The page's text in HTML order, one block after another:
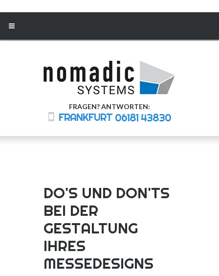
FRAGEN? ANTWORTEN:
FRANKFURT06181 43830
DO'S UND DON'TS
BEI DER
GESTALTUNG
IHRES
MESSEDESIGNS